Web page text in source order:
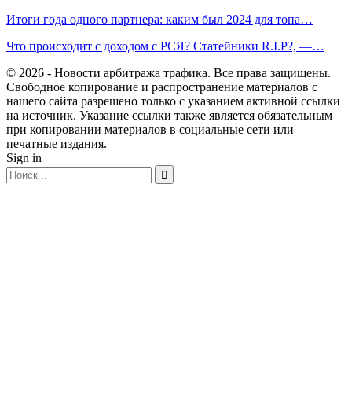
Итоги года одного партнера: каким был 2024 для топа…
Что происходит с доходом с РСЯ? Статейники R.I.P?, —…
© 2026 - Новости арбитража трафика. Все права защищены.
Свободное копирование и распространение материалов с
нашего сайта разрешено только с указанием активной ссылки
на источник. Указание ссылки также является обязательным
при копировании материалов в социальные сети или
печатные издания.
Sign in